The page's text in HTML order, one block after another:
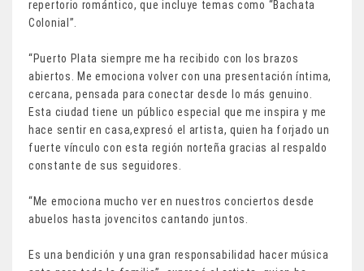
repertorio romántico, que incluye temas como “Bachata
Colonial”.
“Puerto Plata siempre me ha recibido con los brazos
abiertos. Me emociona volver con una presentación íntima,
cercana, pensada para conectar desde lo más genuino.
Esta ciudad tiene un público especial que me inspira y me
hace sentir en casa,expresó el artista, quien ha forjado un
fuerte vínculo con esta región norteña gracias al respaldo
constante de sus seguidores.
“Me emociona mucho ver en nuestros conciertos desde
abuelos hasta jovencitos cantando juntos.
Es una bendición y una gran responsabilidad hacer música